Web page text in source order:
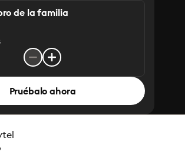
de la familia
Pruébalo ahora